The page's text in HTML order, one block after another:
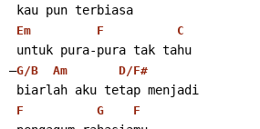
kau pun terbiasa
Em F C
untuk pura-pura tak tahu
–G/B Am D/F#
biarlah aku tetap menjadi
F G F